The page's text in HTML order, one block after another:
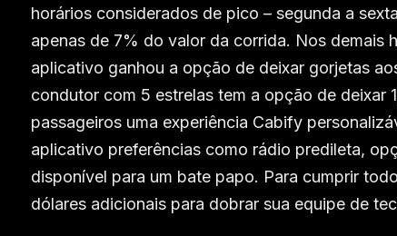
horários considerados de pico – segunda a
apenas de 7% do valor da corrida. Nos demais
aplicativo ganhou a opção de deixar gorjetas
condutor com 5 estrelas tem a opção de
passageiros uma experiência Cabify
aplicativo preferências como rádio predileta,
disponível para um bate papo. Para cumprir
dólares adicionais para dobrar sua equipe de